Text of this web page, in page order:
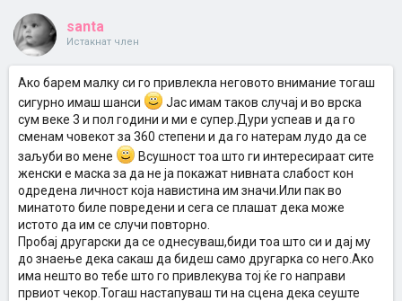
santa
Истакнат член
Ако барем малку си го привлекла неговото внимание тогаш
сигурно имаш шанси
Јас имам таков случај и во врска
сум веке 3 и пол години и ми е супер.Дури успеав и да го
сменам човекот за 360 степени и да го натерам лудо да се
заљуби во мене
Всушност тоа што ги интересираат сите
женски е маска за да не ја покажат нивната слабост кон
одредена личност која навистина им значи.Или пак во
минатото биле повредени и сега се плашат дека може
истото да им се случи повторно.
Пробај другарски да се однесуваш,биди тоа што си и дај му
до знаење дека сакаш да бидеш само другарка со него.Ако
има нешто во тебе што го привлекува тој ќе го направи
првиот чекор.Тогаш настапуваш ти на сцена дека сеуште